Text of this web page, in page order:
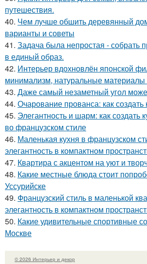
путешествия.
40. Чем лучше обшить деревянный
варианты и советы
41. Задача была непростая - собрать
в единый образ.
42. Интерьер вдохновлён японской
минимализм, натуральные материалы
43. Даже самый незаметный угол
44. Очарование прованса: как
45. Элегантность и шарм: как создать
во французском стиле
46. Маленькая кухня в французском
элегантность в компактном
47. Квартира с акцентом на уют и
48. Какие местные блюда стоит
Уссурийске
49. Французский стиль в маленькой
элегантность в компактном
50. Какие удивительные спортивные
Москве
© 2026 Интерьер и декор